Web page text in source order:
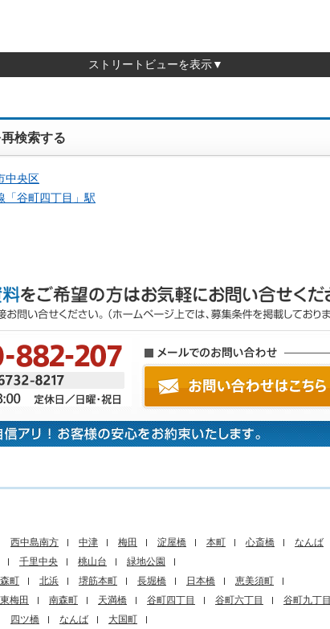
ストリートビューを表示▼
検索する
中央区
「谷町四丁目 」駅
西中島南方 中津 梅田 淀屋橋 本町 心斎橋 なんば
千里中央
桃山台
緑地公園
町
北浜 堺筋本町 長堀橋 日本橋
恵美須町
東梅田
南森町 天満橋 谷町四丁目 谷町六丁目 谷町九丁目
四ツ橋
なんば
大国町